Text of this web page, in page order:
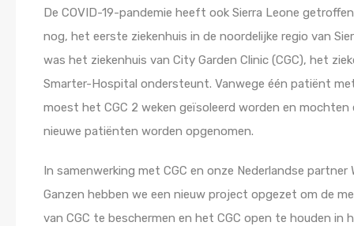
De COVID-19-pandemie heeft ook Sierra Leone
nog, het eerste ziekenhuis in de noordelijke regio van
was het ziekenhuis van City Garden Clinic (CGC), het
Smarter-Hospital ondersteunt. Vanwege één patiënt
moest het CGC 2 weken geïsoleerd worden en mochten
nieuwe patiënten worden opgenomen.
In samenwerking met CGC en onze Nederlandse partner
Ganzen hebben we een nieuw project opgezet om de
van CGC te beschermen en het CGC open te houden in